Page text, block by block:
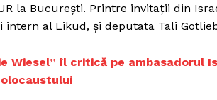
la București. Printre invitații din
al Likud, şi deputata Tali
Wiesel” îl critică pe ambasadorul